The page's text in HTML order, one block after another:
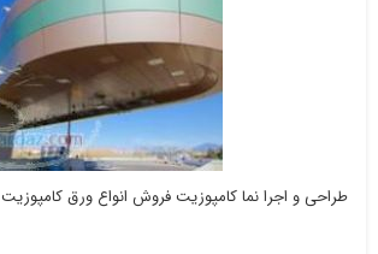
طراحی و اجرا نما کامپوزیت فروش انواع ورق کامپوزیت